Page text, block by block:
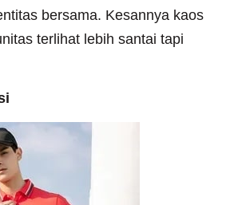
bersama. Kesannya kaos
terlihat lebih santai tapi